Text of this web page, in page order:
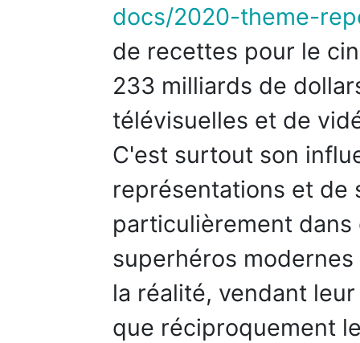
docs/2020-theme-
de recettes pour le
233 milliards de
télévisuelles et de
C'est surtout son
représentations et de
particulièrement dans
superhéros
la réalité, vendant
que réciproquement